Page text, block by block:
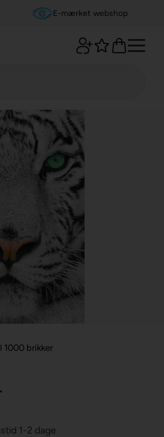
E-mærket webshop
1000 brikker
1-2 dage